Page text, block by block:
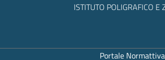
ISTITUTO POLIGRAFICO E
Portale